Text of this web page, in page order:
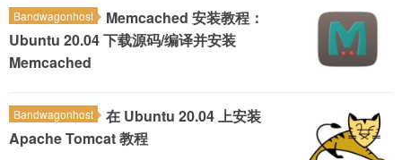
Bandwagonhost
Memcached 安装教程：
Ubuntu 20.04 下载源码/编译并安装
Memcached
Bandwagonhost
在 Ubuntu 20.04 上安装
Apache Tomcat 教程